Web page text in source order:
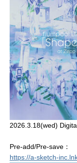
2026.3.18(wed)
Pre-add/Pre-save：
https://a-sketch-